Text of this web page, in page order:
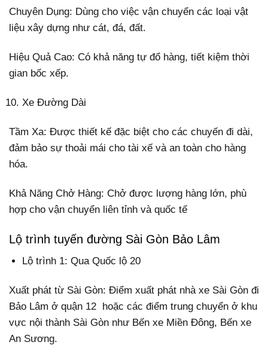
Chuyên Dụng: Dùng cho việc vận chuyển các loại vật
liệu xây dựng như cát, đá, đất.
Hiệu Quả Cao: Có khả năng tự đổ hàng, tiết kiệm thời
gian bốc xếp.
Xe Đường Dài
Tầm Xa: Được thiết kế đặc biệt cho các chuyến đi dài,
đảm bảo sự thoải mái cho tài xế và an toàn cho hàng
hóa.
Khả Năng Chở Hàng: Chở được lượng hàng lớn, phù
hợp cho vận chuyển liên tỉnh và quốc tế
Lộ trình tuyến đường Sài Gòn Bảo Lâm
Lộ trình 1: Qua Quốc lộ 20
Xuất phát từ Sài Gòn: Điểm xuất phát nhà xe Sài Gòn đi
Bảo Lâm ở quận 12 hoặc các điểm trung chuyển ở khu
vực nội thành Sài Gòn như Bến xe Miền Đông, Bến xe
An Sương.